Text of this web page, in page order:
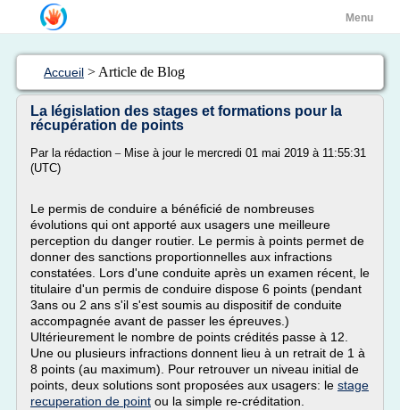
Menu
Accueil > Article de Blog
La législation des stages et formations pour la
récupération de points
Par la rédaction Mise à jour le mercredi 01 mai 2019 à 11:55:31
(UTC)
Le permis de conduire a bénéficié de nombreuses
évolutions qui ont apporté aux usagers une meilleure
perception du danger routier. Le permis à points permet de
donner des sanctions proportionnelles aux infractions
constatées. Lors d'une conduite après un examen récent, le
titulaire d'un permis de conduire dispose 6 points (pendant
3ans ou 2 ans s'il s'est soumis au dispositif de conduite
accompagnée avant de passer les épreuves.)
Ultérieurement le nombre de points crédités passe à 12.
Une ou plusieurs infractions donnent lieu à un retrait de 1 à
8 points (au maximum). Pour retrouver un niveau initial de
points, deux solutions sont proposées aux usagers: le stage
recuperation de point ou la simple re-créditation.